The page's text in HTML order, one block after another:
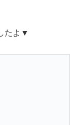
たよ▼